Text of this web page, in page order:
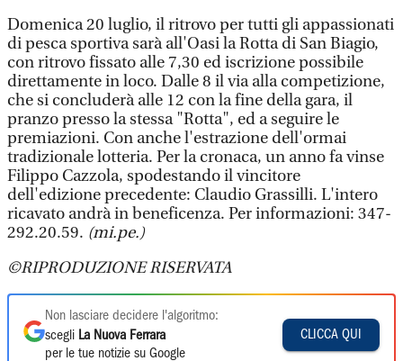
Domenica 20 luglio, il ritrovo per tutti gli appassionati
di pesca sportiva sarà all'Oasi la Rotta di San Biagio,
con ritrovo fissato alle 7,30 ed iscrizione possibile
direttamente in loco. Dalle 8 il via alla competizione,
che si concluderà alle 12 con la fine della gara, il
pranzo presso la stessa "Rotta", ed a seguire le
premiazioni. Con anche l'estrazione dell'ormai
tradizionale lotteria. Per la cronaca, un anno fa vinse
Filippo Cazzola, spodestando il vincitore
dell'edizione precedente: Claudio Grassilli. L'intero
ricavato andrà in beneficenza. Per informazioni: 347-
292.20.59. (mi.pe.)
©RIPRODUZIONE RISERVATA
Non lasciare decidere l'algoritmo:
scegli La Nuova Ferrara
per le tue notizie su Google
CLICCA QUI